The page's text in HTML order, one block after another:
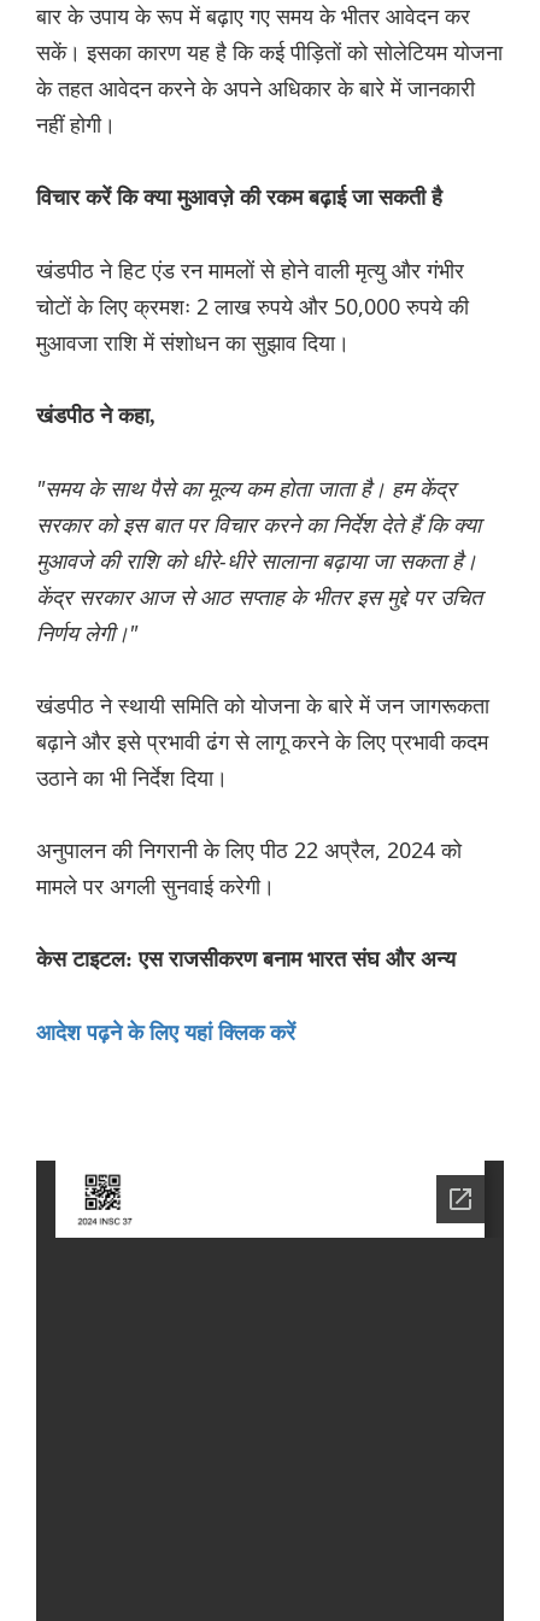
बार के उपाय के रूप में बढ़ाए गए समय के भीतर आवेदन कर
सकें। इसका कारण यह है कि कई पीड़ितों को सोलेटियम योजना
के तहत आवेदन करने के अपने अधिकार के बारे में जानकारी
नहीं होगी।
विचार करें कि क्या मुआवज़े की रकम बढ़ाई जा सकती है
खंडपीठ ने हिट एंड रन मामलों से होने वाली मृत्यु और गंभीर
चोटों के लिए क्रमशः 2 लाख रुपये और 50,000 रुपये की
मुआवजा राशि में संशोधन का सुझाव दिया।
खंडपीठ ने कहा,
"समय के साथ पैसे का मूल्य कम होता जाता है। हम केंद्र
सरकार को इस बात पर विचार करने का निर्देश देते हैं कि क्या
मुआवजे की राशि को धीरे-धीरे सालाना बढ़ाया जा सकता है।
केंद्र सरकार आज से आठ सप्ताह के भीतर इस मुद्दे पर उचित
निर्णय लेगी।"
खंडपीठ ने स्थायी समिति को योजना के बारे में जन जागरूकता
बढ़ाने और इसे प्रभावी ढंग से लागू करने के लिए प्रभावी कदम
उठाने का भी निर्देश दिया।
अनुपालन की निगरानी के लिए पीठ 22 अप्रैल, 2024 को
मामले पर अगली सुनवाई करेगी।
केस टाइटल: एस राजसीकरण बनाम भारत संघ और अन्य
आदेश पढ़ने के लिए यहां क्लिक करें